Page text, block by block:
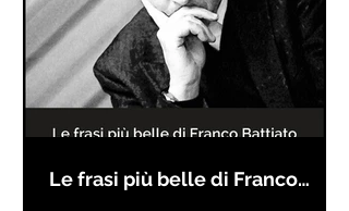
Le frasi più belle di Franco